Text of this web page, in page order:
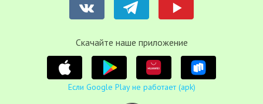
Cкачайте наше приложение
Если Google Play не работает (apk)